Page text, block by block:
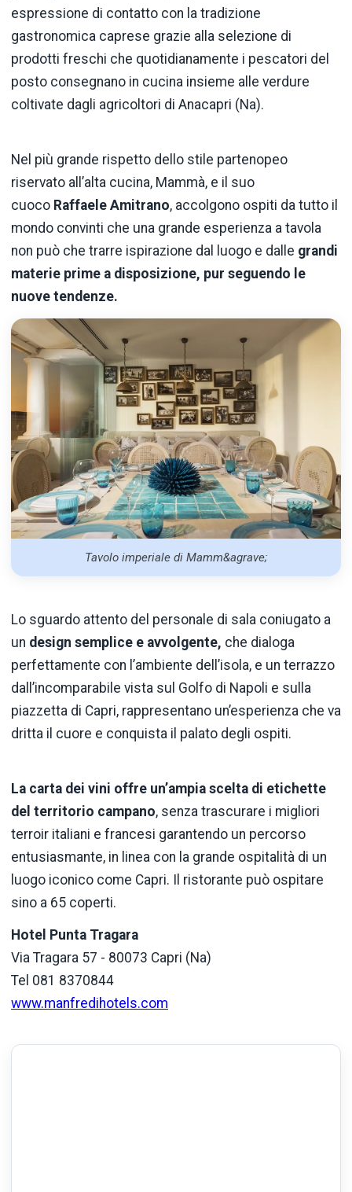
espressione di contatto con la tradizione
gastronomica caprese grazie alla selezione di
prodotti freschi che quotidianamente i pescatori del
posto consegnano in cucina insieme alle verdure
coltivate dagli agricoltori di Anacapri (Na).
Nel più grande rispetto dello stile partenopeo
riservato all’alta cucina, Mammà, e il suo
cuoco Raffaele Amitrano, accolgono ospiti da tutto il
mondo convinti che una grande esperienza a tavola
non può che trarre ispirazione dal luogo e dalle grandi
materie prime a disposizione, pur seguendo le
nuove tendenze.
Tavolo imperiale di Mamm&agrave;
Lo sguardo attento del personale di sala coniugato a
un design semplice e avvolgente, che dialoga
perfettamente con l’ambiente dell’isola, e un terrazzo
dall’incomparabile vista sul Golfo di Napoli e sulla
piazzetta di Capri, rappresentano un’esperienza che va
dritta il cuore e conquista il palato degli ospiti.
La carta dei vini offre un’ampia scelta di etichette
del territorio campano, senza trascurare i migliori
terroir italiani e francesi garantendo un percorso
entusiasmante, in linea con la grande ospitalità di un
luogo iconico come Capri. Il ristorante può ospitare
sino a 65 coperti.
Hotel Punta Tragara
Via Tragara 57 - 80073 Capri (Na)
Tel 081 8370844
www.manfredihotels.com